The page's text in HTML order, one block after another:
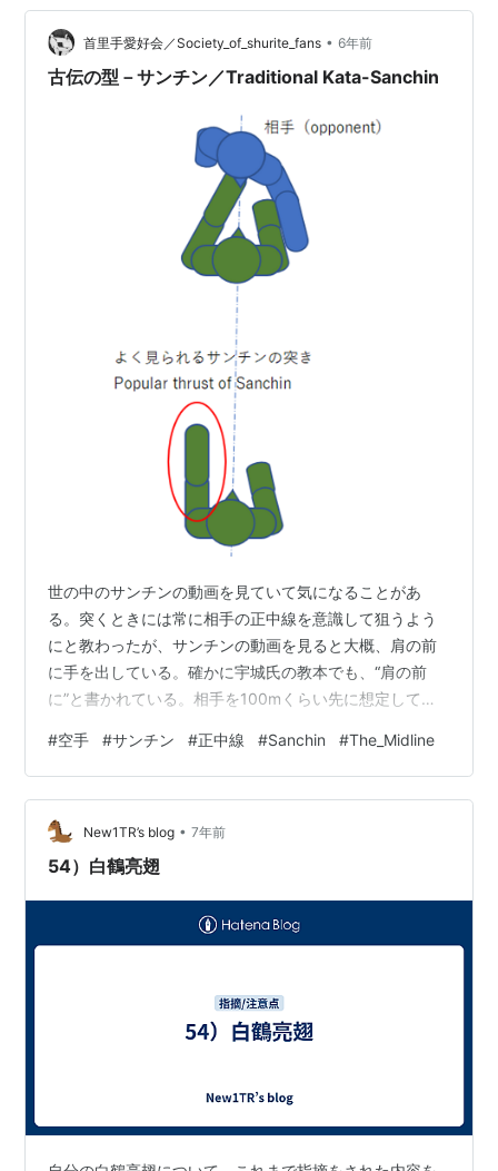
歩と同じく30度程度にする。 ⑤寄せ終えたら、即右膝
裏を伸ばして踵を着けるが、重心は左足に置いたままに
する。 ⑥跟歩が完成した時、身体…
首里手愛好会／Society_of_shurite_fans • 6年前
古伝の型－サンチン／Traditional Kata-Sanchin
世の中のサンチンの動画を見ていて気になることがあ
る。突くときには常に相手の正中線を意識して狙うよう
にと教わったが、サンチンの動画を見ると大概、肩の前
に手を出している。確かに宇城氏の教本でも、“肩の前
に”と書かれている。相手を100mくらい先に想定してい
There are things I am worried about watching
Sanchin's movies in the society.I was always told to
aim at the midline of the opponent …
#空手 #サンチン #正中線 #Sanchin #The_Midline
New1TR’s blog • 7年前
54）白鶴亮翅